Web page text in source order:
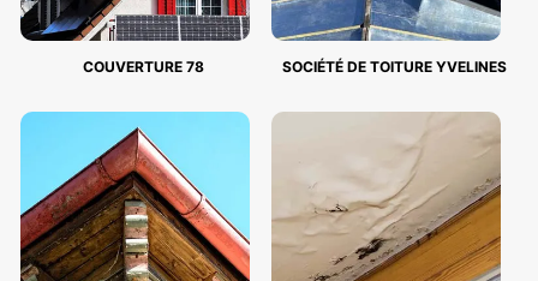
COUVERTURE 78 SOCIÉTÉ DE TOITURE YVELINES